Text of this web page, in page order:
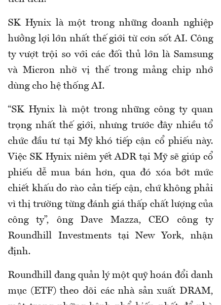
SK Hynix là một trong những doanh nghiệp
hưởng lợi lớn nhất thế giới từ cơn sốt AI. Công
ty vượt trội so với các đối thủ lớn là Samsung
và Micron nhờ vị thế trong mảng chip nhớ
dùng cho hệ thống AI.
“SK Hynix là một trong những công ty quan
trọng nhất thế giới, nhưng trước đây nhiều tổ
chức đầu tư tại Mỹ khó tiếp cận cổ phiếu này.
Việc SK Hynix niêm yết ADR tại Mỹ sẽ giúp cổ
phiếu dễ mua bán hơn, qua đó xóa bớt mức
chiết khấu do rào cản tiếp cận, chứ không phải
vì thị trường từng đánh giá thấp chất lượng của
công ty”, ông Dave Mazza, CEO công ty
Roundhill Investments tại New York, nhận
định.
Roundhill đang quản lý một quỹ hoán đổi danh
mục (ETF) theo dõi các nhà sản xuất DRAM,